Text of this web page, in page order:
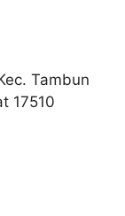
Tambun
17510